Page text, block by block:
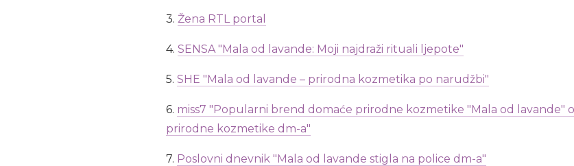
3. Žena RTL portal
4. SENSA "Mala od lavande: Moji najdraži rituali ljepote"
5. SHE "Mala od lavande – prirodna kozmetika po narudžbi"
6. miss7 "Popularni brend domaće prirodne kozmetike "Mala od lavande"
prirodne kozmetike dm-a"
7. Poslovni dnevnik "Mala od lavande stigla na police dm-a"